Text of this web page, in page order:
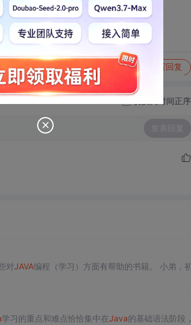
举报 写回复
切换为时间正序
发表回复
对JAVA编程（学习）方面有帮助的书籍。 小弟，初
学习的重点和难点恰恰集中在Java的基础语法阶段，